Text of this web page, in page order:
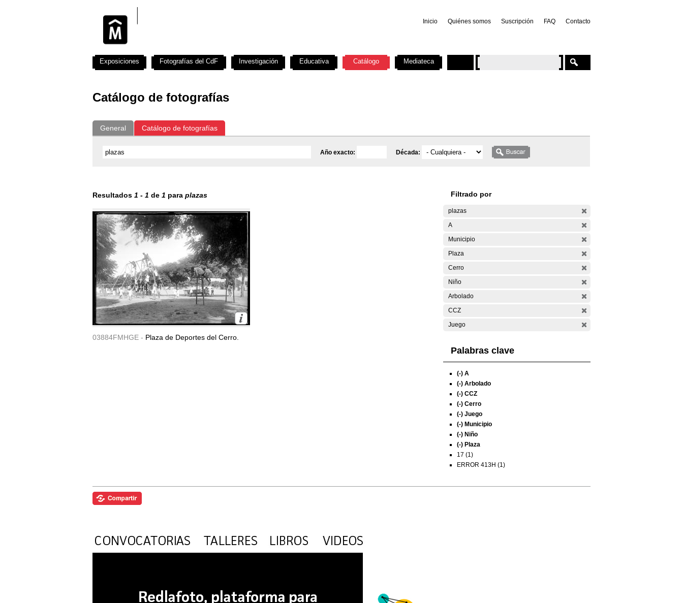
Inicio Quiénes somos Suscripción FAQ Contacto
Catálogo de fotografías
General Catálogo de fotografías
Año exacto: Década:
Resultados 1 - 1 de 1 para plazas
03884FMHGE - Plaza de Deportes del Cerro.
Filtrado por
plazas
A
Municipio
Plaza
Cerro
Niño
Arbolado
CCZ
Juego
Palabras clave
(-) A
(-) Arbolado
(-) CCZ
(-) Cerro
(-) Juego
(-) Municipio
(-) Niño
(-) Plaza
17 (1)
ERROR 413H (1)
Exposiciones Fotografías del CdF Investigación Educativa Catálogo Mediateca